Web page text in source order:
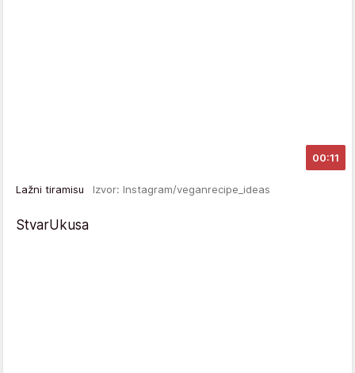
00:11
Lažni tiramisu Izvor: Instagram/veganrecipe_ideas
StvarUkusa